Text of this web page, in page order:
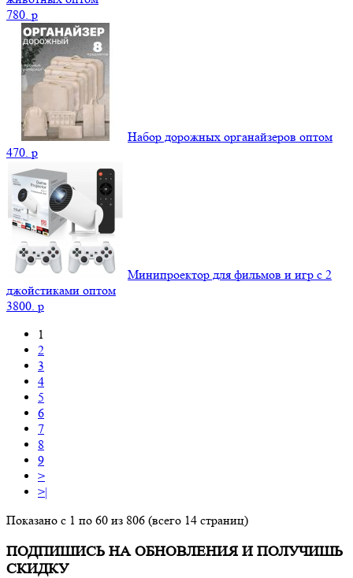
780. p
Набор дорожных органайзеров оптом
470. p
Минипроектор для фильмов и игр с 2
джойстиками оптом
3800. p
1
2
3
4
5
6
7
8
9
>
>|
Показано с 1 по 60 из 806 (всего 14 страниц)
ПОДПИШИСЬ НА ОБНОВЛЕНИЯ И ПОЛУЧИШЬ
СКИДКУ